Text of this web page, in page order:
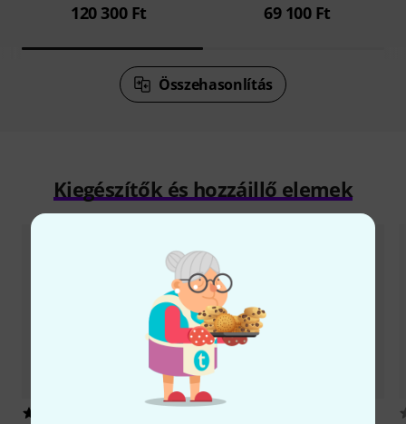
120 300 Ft 69 100 Ft
Összehasonlítás
Kiegészítők és hozzáillő elemek